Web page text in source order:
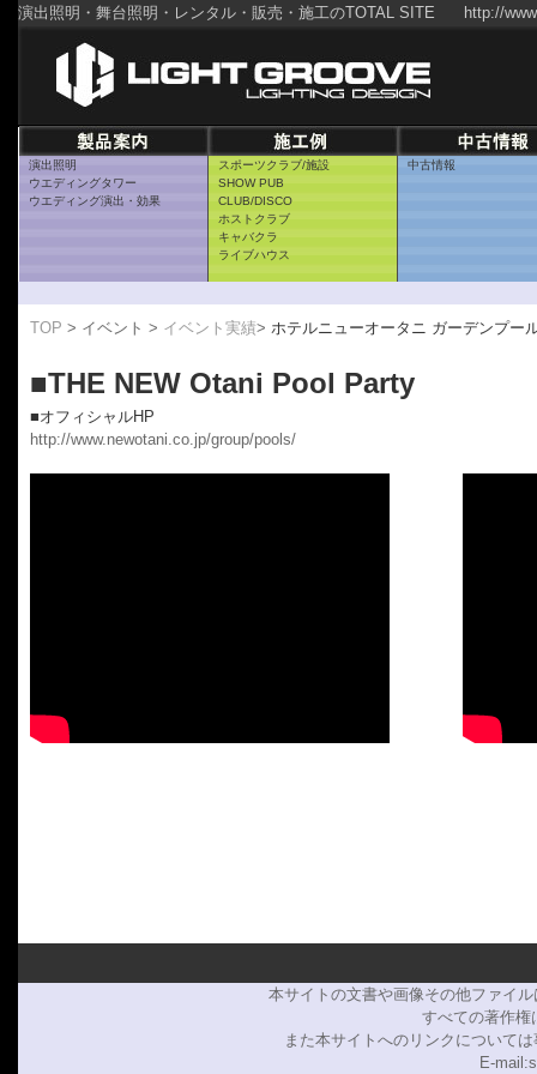
演出照明・舞台照明・レンタル・販売・施工のTOTAL SITE http://
演出照明
ウエディングタワー
ウエディング演出・効果
スポーツクラブ/施設
SHOW PUB
CLUB/DISCO
ホストクラブ
キャバクラ
ライブハウス
中古情報
TOP > イベント > イベント実績> ホテルニューオータニ ガーデンプー
■THE NEW Otani Pool Party
■オフィシャルHP
http://www.newotani.co.jp/group/pools/
本サイトの文書や画像その他ファイ
すべての著作権
また本サイトへのリンクについて
E-